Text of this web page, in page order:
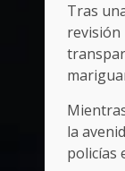
Tras
revisión
la
policías